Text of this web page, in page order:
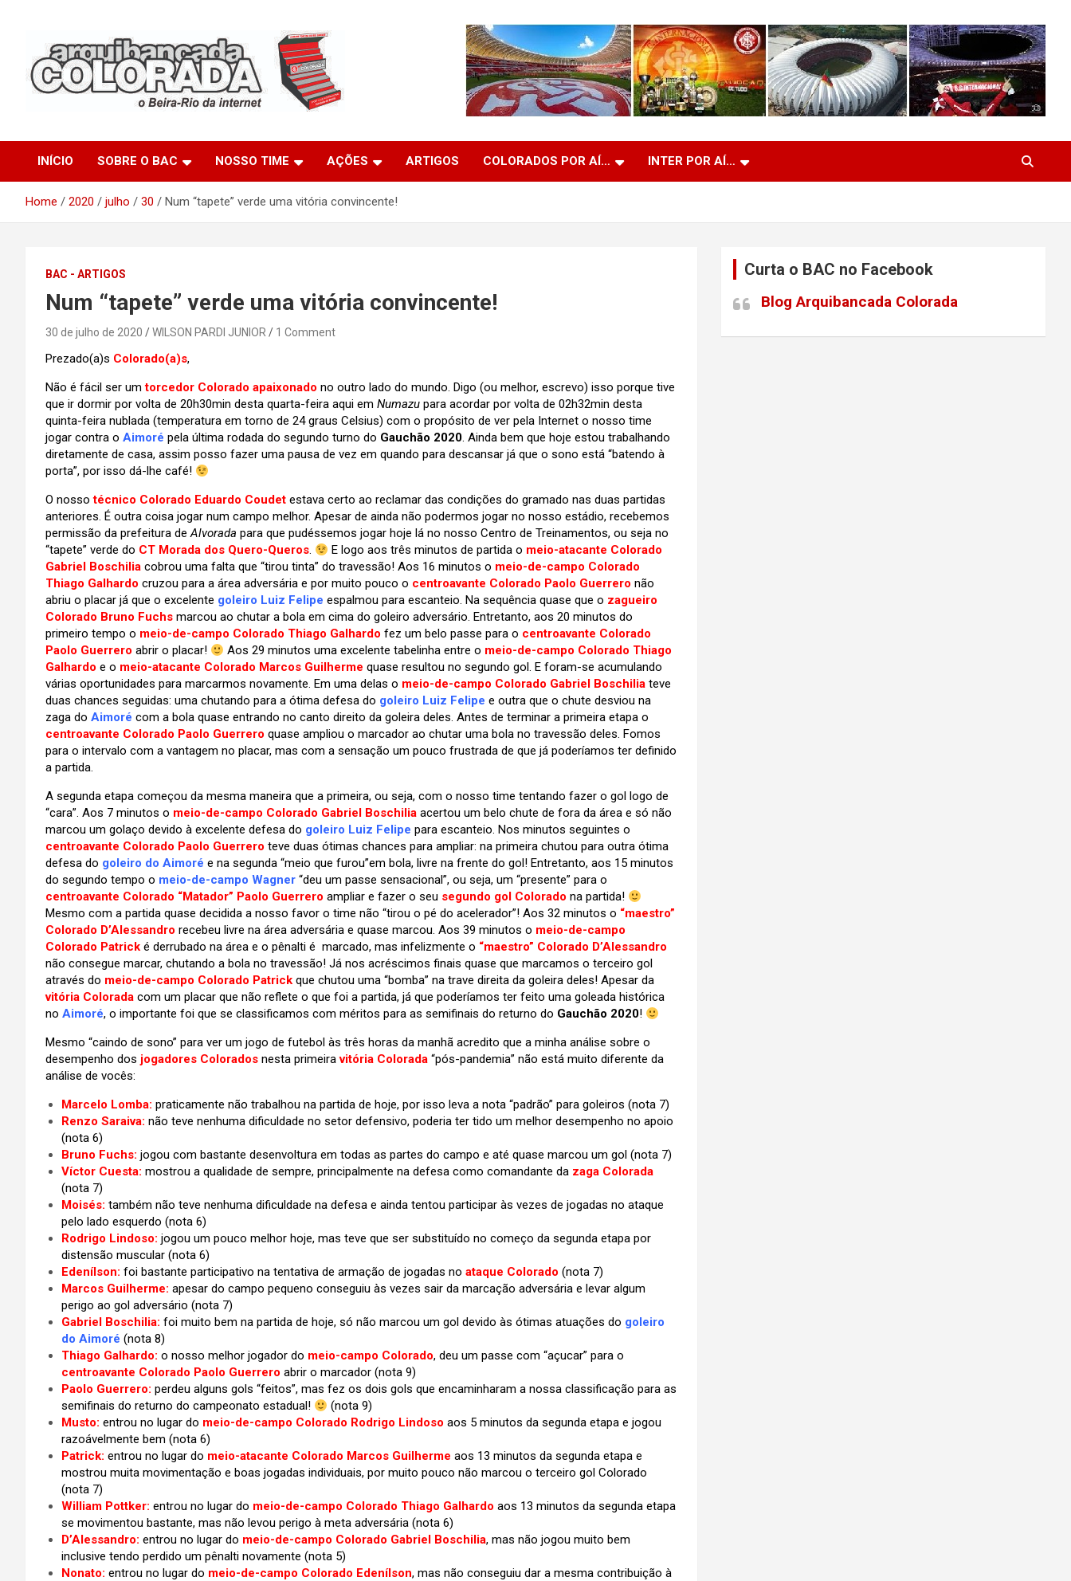
Arquibancada Colorada
INÍCIO SOBRE O BAC NOSSO TIME AÇÕES ARTIGOS COLORADOS POR AÍ… INTER POR AÍ…
Home 2020 julho 30 Num “tapete” verde uma vitória convincente!
BAC - ARTIGOS
Num “tapete” verde uma vitória convincente!
30 de julho de 2020 WILSON PARDI JUNIOR 1 Comment
Prezado(a)s Colorado(a)s,
Não é fácil ser umtorcedor Colorado apaixonado no outro lado do mundo. Digo (ou melhor, escrevo) isso porque tive
que ir dormir por volta de 20h30min desta quarta-feira aqui em Numazu para acordar por volta de 02h32min desta
quinta-feira nublada (temperatura em torno de 24 graus Celsius) com o propósito de ver pela Internet o nosso time
jogar contra o Aimoré pela última rodada do segundo turno do Gauchão 2020. Ainda bem que hoje estou trabalhando
diretamente de casa, assim posso fazer uma pausa de vez em quando para descansar já que o sono está “batendo à
porta”, por isso dá-lhe café!
O nossotécnico Colorado Eduardo Coudet estava certo ao reclamar das condições do gramado nas duas partidas
anteriores. É outra coisa jogar num campo melhor. Apesar de ainda não podermos jogar no nosso estádio, recebemos
permissão da prefeitura deAlvorada para que pudéssemos jogar hoje lá no nosso Centro de Treinamentos, ou seja no
“tapete” verde do CT Morada dos Quero-Queros. E logo aos três minutos de partida o meio-atacante Colorado
Gabriel Boschilia cobrou uma falta que “tirou tinta” do travessão! Aos 16 minutos o meio-de-campo Colorado
Thiago Galhardo cruzou para a área adversária e por muito pouco o centroavante Colorado Paolo Guerrero não
abriu o placar já que o excelente goleiro Luiz Felipe espalmou para escanteio. Na sequência quase que o zagueiro
Colorado Bruno Fuchs marcou ao chutar a bola em cima do goleiro adversário. Entretanto, aos 20 minutos do
primeiro tempo o meio-de-campo Colorado Thiago Galhardo fez um belo passe para o centroavante Colorado
Paolo Guerrero abrir o placar! Aos 29 minutos uma excelente tabelinha entre o meio-de-campo Colorado Thiago
Galhardo e o meio-atacante Colorado Marcos Guilherme quase resultou no segundo gol. E foram-se acumulando
várias oportunidades para marcarmos novamente. Em uma delas o meio-de-campo Colorado Gabriel Boschilia teve
duas chances seguidas: uma chutando para a ótima defesa do goleiro Luiz Felipe e outra que o chute desviou na
zaga do Aimoré com a bola quase entrando no canto direito da goleira deles. Antes de terminar a primeira etapa o
centroavante Colorado Paolo Guerrero quase ampliou o marcador ao chutar uma bola no travessão deles. Fomos
para o intervalo com a vantagem no placar, mas com a sensação um pouco frustrada de que já poderíamos ter definido
a partida.
A segunda etapa começou da mesma maneira que a primeira, ou seja, com o nosso time tentando fazer o gol logo de
“cara”. Aos 7 minutos o meio-de-campo Colorado Gabriel Boschilia acertou um belo chute de fora da área e só não
marcou um golaço devido à excelente defesa do goleiro Luiz Felipe para escanteio. Nos minutos seguintes o
centroavante Colorado Paolo Guerrero teve duas ótimas chances para ampliar: na primeira chutou para outra ótima
defesa do goleiro do Aimoré e na segunda “meio que furou”em bola, livre na frente do gol! Entretanto, aos 15 minutos
do segundo tempo o meio-de-campo Wagner “deu um passe sensacional”, ou seja, um “presente” para o
centroavante Colorado “Matador” Paolo Guerrero ampliar e fazer o seu segundo gol Colorado na partida!
Mesmo com a partida quase decidida a nosso favor o time não “tirou o pé do acelerador”! Aos 32 minutos o “maestro”
Colorado D’Alessandro recebeu livre na área adversária e quase marcou. Aos 39 minutos o meio-de-campo
Colorado Patrick é derrubado na área e o pênalti é marcado, mas infelizmente o “maestro” Colorado D’Alessandro
não consegue marcar, chutando a bola no travessão! Já nos acréscimos finais quase que marcamos o terceiro gol
através do meio-de-campo Colorado Patrick que chutou uma “bomba” na trave direita da goleira deles! Apesar da
vitória Colorada com um placar que não reflete o que foi a partida, já que poderíamos ter feito uma goleada histórica
no Aimoré, o importante foi que se classificamos com méritos para as semifinais do returno do Gauchão 2020!
Mesmo “caindo de sono” para ver um jogo de futebol às três horas da manhã acredito que a minha análise sobre o
desempenho dos jogadores Colorados nesta primeiravitória Colorada “pós-pandemia” não está muito diferente da
análise de vocês:
Marcelo Lomba: praticamente não trabalhou na partida de hoje, por isso leva a nota “padrão” para goleiros (nota 7)
Renzo Saraiva: não teve nenhuma dificuldade no setor defensivo, poderia ter tido um melhor desempenho no apoio
(nota 6)
Bruno Fuchs: jogou com bastante desenvoltura em todas as partes do campo e até quase marcou um gol (nota 7)
Víctor Cuesta: mostrou a qualidade de sempre, principalmente na defesa como comandante da zaga Colorada
(nota 7)
Moisés: também não teve nenhuma dificuldade na defesa e ainda tentou participar às vezes de jogadas no ataque
pelo lado esquerdo (nota 6)
Rodrigo Lindoso: jogou um pouco melhor hoje, mas teve que ser substituído no começo da segunda etapa por
distensão muscular (nota 6)
Edenílson: foi bastante participativo na tentativa de armação de jogadas no ataque Colorado (nota 7)
Marcos Guilherme: apesar do campo pequeno conseguiu às vezes sair da marcação adversária e levar algum
perigo ao gol adversário (nota 7)
Gabriel Boschilia: foi muito bem na partida de hoje, só não marcou um gol devido às ótimas atuações do goleiro
do Aimoré (nota 8)
Thiago Galhardo: o nosso melhor jogador do meio-campo Colorado, deu um passe com “açucar” para o
centroavante Colorado Paolo Guerrero abrir o marcador (nota 9)
Paolo Guerrero: perdeu alguns gols “feitos”, mas fez os dois gols que encaminharam a nossa classificação para as
semifinais do returno do campeonato estadual!
(nota 9)
Musto: entrou no lugar do meio-de-campo Colorado Rodrigo Lindoso aos 5 minutos da segunda etapa e jogou
razoávelmente bem (nota 6)
Patrick: entrou no lugar do meio-atacante Colorado Marcos Guilherme aos 13 minutos da segunda etapa e
mostrou muita movimentação e boas jogadas individuais, por muito pouco não marcou o terceiro gol Colorado
(nota 7)
William Pottker: entrou no lugar do meio-de-campo Colorado Thiago Galhardo aos 13 minutos da segunda etapa
se movimentou bastante, mas não levou perigo à meta adversária (nota 6)
D’Alessandro: entrou no lugar do meio-de-campo Colorado Gabriel Boschilia, mas não jogou muito bem
inclusive tendo perdido um pênalti novamente (nota 5)
Nonato: entrou no lugar do meio-de-campo Colorado Edenílson, mas não conseguiu dar a mesma contribuição à
Curta o BAC no Facebook
Blog Arquibancada Colorada